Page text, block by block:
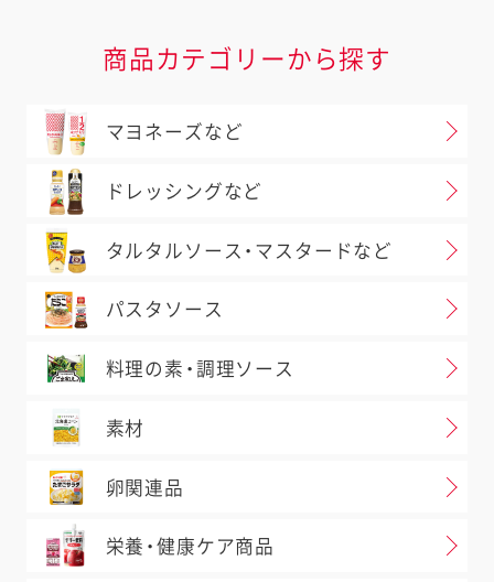
商品カテゴリーから探す
マヨネーズなど
ドレッシングなど
タルタルソース・マスタードなど
パスタソース
料理の素・調理ソース
素材
卵関連品
栄養・健康ケア商品